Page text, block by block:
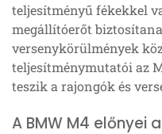
teljesítményű fékekkel
megállítóerőt
versenykörülmények
teljesítménymutatói az
teszik a rajongók és
A BMW M4 előnyei